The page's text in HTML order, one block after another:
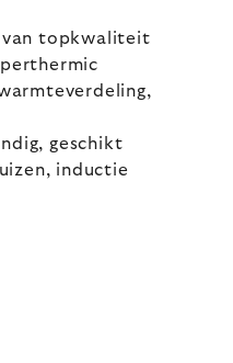
van topkwaliteit
geschikt
inductie